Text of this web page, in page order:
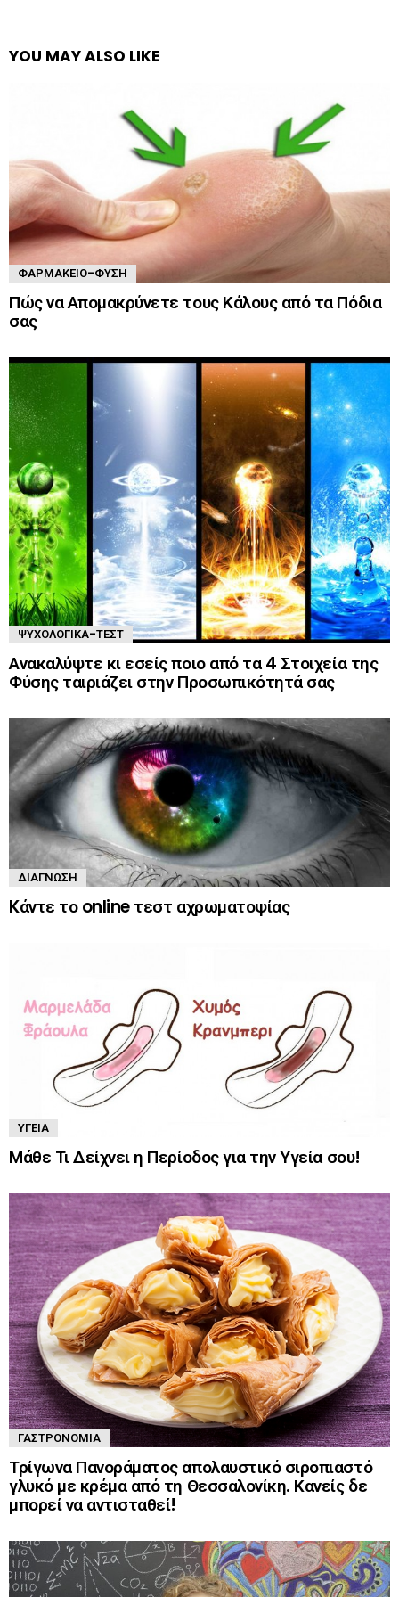
YOU MAY ALSO LIKE
ΦΑΡΜΑΚΕΊΟ-ΦΎΣΗ
Πώς να Απομακρύνετε τους Κάλους από τα Πόδια
σας
ΨΥΧΟΛΟΓΙΚΆ-ΤΈΣΤ
Ανακαλύψτε κι εσείς ποιο από τα 4 Στοιχεία της
Φύσης ταιριάζει στην Προσωπικότητά σας
ΔΙΆΓΝΩΣΗ
Kάντε το online τεστ αχρωματοψίας
ΥΓΕΊΑ
Μάθε Τι Δείχνει η Περίοδος για την Υγεία σου!
ΓΑΣΤΡΟΝΟΜΊΑ
Τρίγωνα Πανοράματος απολαυστικό σιροπιαστό
γλυκό με κρέμα από τη Θεσσαλονίκη. Κανείς δε
μπορεί να αντισταθεί!